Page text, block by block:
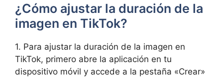
¿Cómo ajustar la duración de la
imagen en TikTok?
1. Para ‍ajustar ‌la duración de la imagen⁣ en
TikTok,⁤ primero abre ‌la aplicación en tu​
dispositivo⁤ móvil y accede a la pestaña «Crear»